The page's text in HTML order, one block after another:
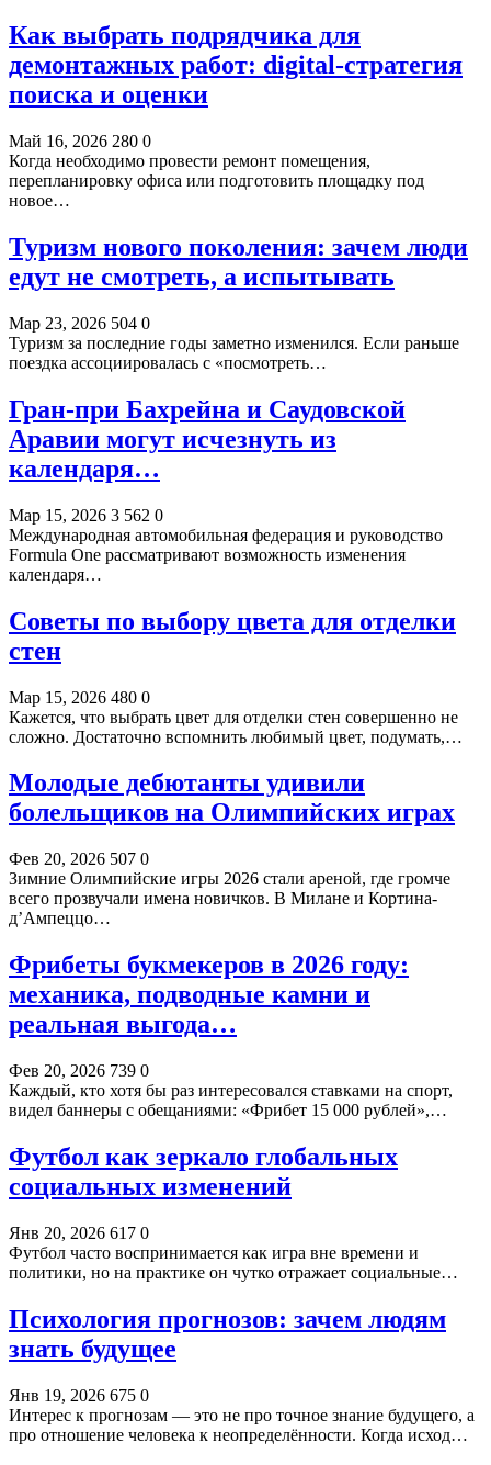
Как выбрать подрядчика для
демонтажных работ: digital-стратегия
поиска и оценки
Май 16, 2026 280 0
Когда необходимо провести ремонт помещения,
перепланировку офиса или подготовить площадку под
новое…
Туризм нового поколения: зачем люди
едут не смотреть, а испытывать
Мар 23, 2026 504 0
Туризм за последние годы заметно изменился. Если раньше
поездка ассоциировалась с «посмотреть…
Гран-при Бахрейна и Саудовской
Аравии могут исчезнуть из
календаря…
Мар 15, 2026 3 562 0
Международная автомобильная федерация и руководство
Formula One рассматривают возможность изменения
календаря…
Советы по выбору цвета для отделки
стен
Мар 15, 2026 480 0
Кажется, что выбрать цвет для отделки стен совершенно не
сложно. Достаточно вспомнить любимый цвет, подумать,…
Молодые дебютанты удивили
болельщиков на Олимпийских играх
Фев 20, 2026 507 0
Зимние Олимпийские игры 2026 стали ареной, где громче
всего прозвучали имена новичков. В Милане и Кортина-
д’Ампеццо…
Фрибеты букмекеров в 2026 году:
механика, подводные камни и
реальная выгода…
Фев 20, 2026 739 0
Каждый, кто хотя бы раз интересовался ставками на спорт,
видел баннеры с обещаниями: «Фрибет 15 000 рублей»,…
Футбол как зеркало глобальных
социальных изменений
Янв 20, 2026 617 0
Футбол часто воспринимается как игра вне времени и
политики, но на практике он чутко отражает социальные…
Психология прогнозов: зачем людям
знать будущее
Янв 19, 2026 675 0
Интерес к прогнозам — это не про точное знание будущего, а
про отношение человека к неопределённости. Когда исход…